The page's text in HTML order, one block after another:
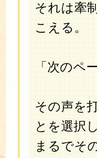
それは牽
こえる。
「次のペ
その声を
とを選択
まるでそ